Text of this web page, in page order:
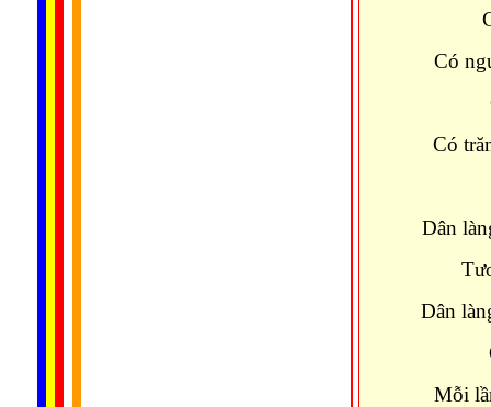
Có
Có
Có
Có
Dân
Tương
Dân
Mỗi